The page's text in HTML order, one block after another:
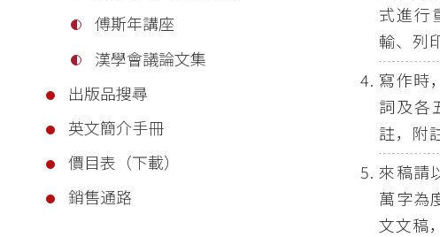
傅斯年講座
漢學會議論文集
出版品搜尋
英文簡介手冊
價目表（下載）
銷售通路
式進行
輸、列
寫作時
詞及各
註，附
來稿請
萬字為
文文稿